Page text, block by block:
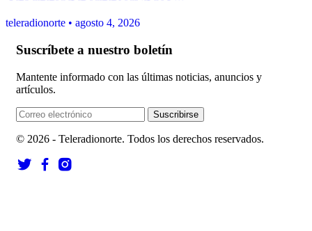
teleradionorte • agosto 4, 2026
Suscríbete a nuestro boletín
Mantente informado con las últimas noticias, anuncios y
artículos.
Suscribirse
© 2026 - Teleradionorte. Todos los derechos reservados.